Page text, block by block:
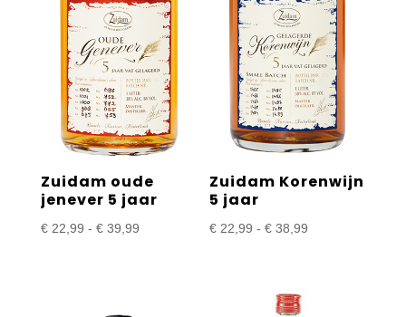
Zuidam oude
jenever 5 jaar
€22,99 - €39,99Prijsklasse:
Zuidam Korenwijn
5 jaar
€ 22,99 - € 38,99